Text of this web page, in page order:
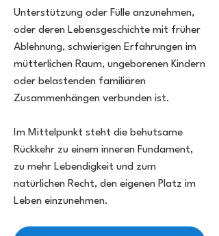
Unterstützung oder Fülle anzunehmen,
oder deren Lebensgeschichte mit früher
Ablehnung, schwierigen Erfahrungen im
mütterlichen Raum, ungeborenen Kindern
oder belastenden familiären
Zusammenhängen verbunden ist.
Im Mittelpunkt steht die behutsame
Rückkehr zu einem inneren Fundament,
zu mehr Lebendigkeit und zum
natürlichen Recht, den eigenen Platz im
Leben einzunehmen.